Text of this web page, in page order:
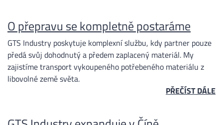
РУССКИЙ
ITALIANO
O přepravu se kompletně postaráme
GTS Industry poskytuje komplexní službu, kdy partner pouze
předá svůj dohodnutý a předem zaplacený materiál. My
zajistíme transport vykoupeného potřebeného materiálu z
libovolné země světa.
PŘEČÍST DÁLE